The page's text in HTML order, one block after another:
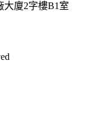
大廈2字樓B1室